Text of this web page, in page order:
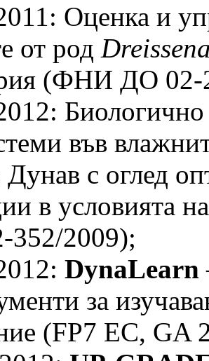
Оценка и
от род
(ФНИ ДО 02-
Биологично
във
с оглед
в условията
352/2009);
DynaLearn
за
(FP7 EC, GA